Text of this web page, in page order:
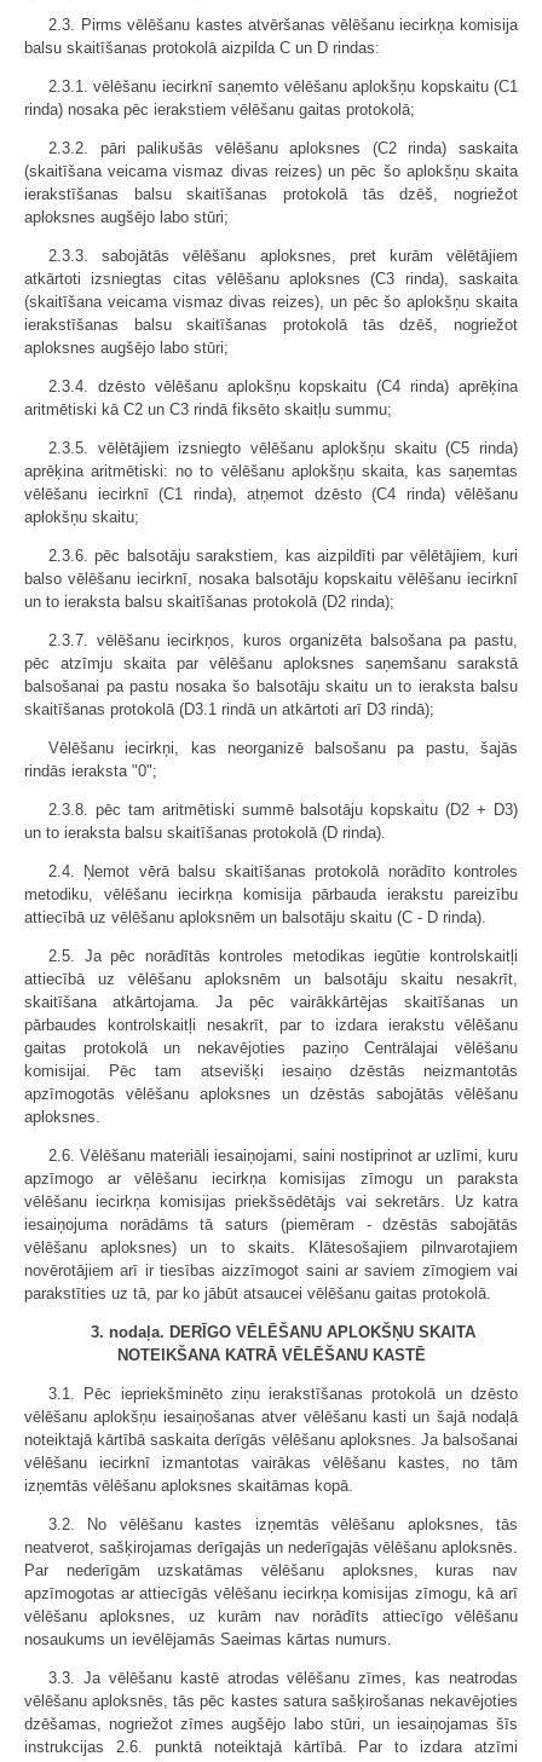
2.3. Pirms vēlēšanu kastes atvēršanas vēlēšanu iecirkņa komisija
balsu skaitīšanas protokolā aizpilda C un D rindas:
2.3.1. vēlēšanu iecirknī saņemto vēlēšanu aplokšņu kopskaitu (C1
rinda) nosaka pēc ierakstiem vēlēšanu gaitas protokolā;
2.3.2. pāri palikušās vēlēšanu aploksnes (C2 rinda) saskaita
(skaitīšana veicama vismaz divas reizes) un pēc šo aplokšņu skaita
ierakstīšanas balsu skaitīšanas protokolā tās dzēš, nogriežot
aploksnes augšējo labo stūri;
2.3.3. sabojātās vēlēšanu aploksnes, pret kurām vēlētājiem
atkārtoti izsniegtas citas vēlēšanu aploksnes (C3 rinda), saskaita
(skaitīšana veicama vismaz divas reizes), un pēc šo aplokšņu skaita
ierakstīšanas balsu skaitīšanas protokolā tās dzēš, nogriežot
aploksnes augšējo labo stūri;
2.3.4. dzēsto vēlēšanu aplokšņu kopskaitu (C4 rinda) aprēķina
aritmētiski kā C2 un C3 rindā fiksēto skaitļu summu;
2.3.5. vēlētājiem izsniegto vēlēšanu aplokšņu skaitu (C5 rinda)
aprēķina aritmētiski: no to vēlēšanu aplokšņu skaita, kas saņemtas
vēlēšanu iecirknī (C1 rinda), atņemot dzēsto (C4 rinda) vēlēšanu
aplokšņu skaitu;
2.3.6. pēc balsotāju sarakstiem, kas aizpildīti par vēlētājiem, kuri
balso vēlēšanu iecirknī, nosaka balsotāju kopskaitu vēlēšanu iecirknī
un to ieraksta balsu skaitīšanas protokolā (D2 rinda);
2.3.7. vēlēšanu iecirkņos, kuros organizēta balsošana pa pastu,
pēc atzīmju skaita par vēlēšanu aploksnes saņemšanu sarakstā
balsošanai pa pastu nosaka šo balsotāju skaitu un to ieraksta balsu
skaitīšanas protokolā (D3.1 rindā un atkārtoti arī D3 rindā);
Vēlēšanu iecirkņi, kas neorganizē balsošanu pa pastu, šajās
rindās ieraksta "0";
2.3.8. pēc tam aritmētiski summē balsotāju kopskaitu (D2 + D3)
un to ieraksta balsu skaitīšanas protokolā (D rinda).
2.4. Ņemot vērā balsu skaitīšanas protokolā norādīto kontroles
metodiku, vēlēšanu iecirkņa komisija pārbauda ierakstu pareizību
attiecībā uz vēlēšanu aploksnēm un balsotāju skaitu (C - D rinda).
2.5. Ja pēc norādītās kontroles metodikas iegūtie kontrolskaitļi
attiecībā uz vēlēšanu aploksnēm un balsotāju skaitu nesakrīt,
skaitīšana atkārtojama. Ja pēc vairākkārtējas skaitīšanas un
pārbaudes kontrolskaitļi nesakrīt, par to izdara ierakstu vēlēšanu
gaitas protokolā un nekavējoties paziņo Centrālajai vēlēšanu
komisijai. Pēc tam atsevišķi iesaiņo dzēstās neizmantotās
apzīmogotās vēlēšanu aploksnes un dzēstās sabojātās vēlēšanu
aploksnes.
2.6. Vēlēšanu materiāli iesaiņojami, sai­ni nostiprinot ar uzlīmi, kuru
apzīmogo ar vēlēšanu iecirkņa komisijas zīmogu un paraksta
vēlēšanu iecirkņa komisijas priekšsēdētājs vai sekretārs. Uz katra
iesaiņojuma norādāms tā saturs (piemēram - dzēstās sabojātās
vēlēšanu aploksnes) un to skaits. Klātesošajiem pilnvarotajiem
novērotājiem arī ir tiesības aizzīmogot saini ar saviem zīmogiem vai
parakstīties uz tā, par ko jābūt atsaucei vēlēšanu gaitas protokolā.
3. nodaļa. DERĪGO VĒLĒŠANU APLOKŠŅU SKAITA
NOTEIKŠANA KATRĀ VĒLĒŠANU KASTĒ
3.1. Pēc iepriekšminēto ziņu ierakstīšanas protokolā un dzēsto
vēlēšanu aplokšņu iesaiņošanas atver vēlēšanu kasti un šajā nodaļā
noteiktajā kārtībā saskaita derīgās vēlēšanu aploksnes. Ja balsošanai
vēlēšanu iecirknī izmantotas vairākas vēlēšanu kastes, no tām
izņemtās vēlēšanu aploksnes skaitāmas kopā.
3.2. No vēlēšanu kastes izņemtās vēlēšanu aploksnes, tās
neatverot, sašķirojamas derīgajās un nederīgajās vēlēšanu aploksnēs.
Par nederīgām uzskatāmas vēlēšanu aploksnes, kuras nav
apzīmogotas ar attiecīgās vēlēšanu iecirkņa komisijas zīmogu, kā arī
vēlēšanu aploksnes, uz kurām nav norādīts attiecīgo vēlēšanu
nosaukums un ievēlējamās Saeimas kārtas numurs.
3.3. Ja vēlēšanu kastē atrodas vēlēšanu zīmes, kas neatrodas
vēlēšanu aploksnēs, tās pēc kastes satura sašķirošanas nekavējoties
dzēšamas, nogriežot zīmes augšējo labo stūri, un iesaiņojamas šīs
instrukcijas 2.6. punktā noteiktajā kārtībā. Par to izdara atzīmi